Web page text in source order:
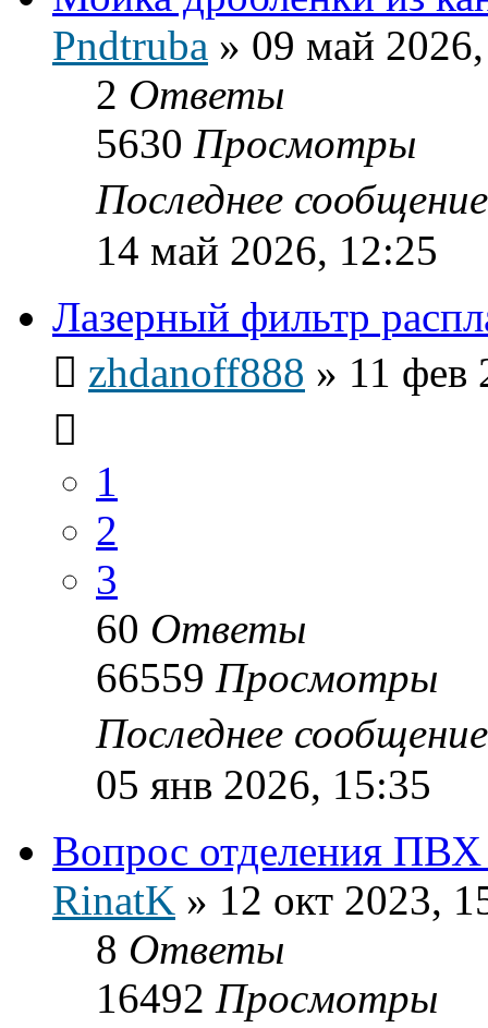
Pndtruba » 09 май
2 Ответы
5630 Просмотры
Последнее
14 май 2026, 12:25
Лазерный фильтр
zhdanoff888 » 11 фев
1
2
3
60 Ответы
66559 Просмотры
Последнее
05 янв 2026, 15:35
Вопрос отделения
RinatK » 12 окт 2023,
8 Ответы
16492 Просмотры